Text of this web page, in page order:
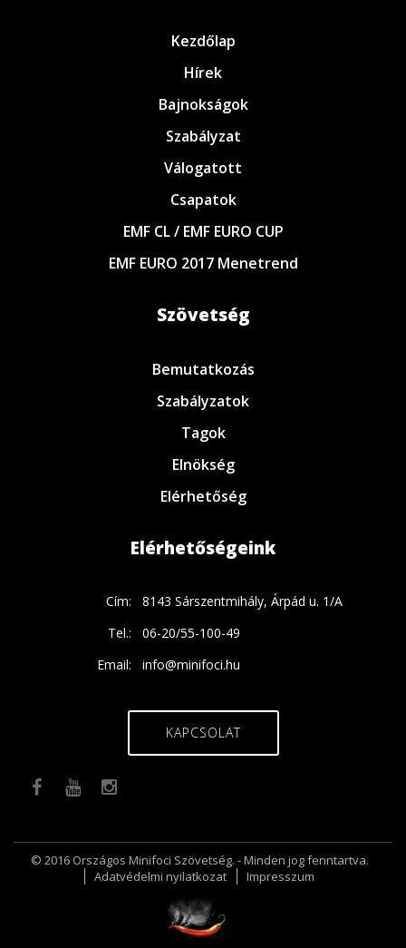
Kezdőlap
Hírek
Bajnokságok
Szabályzat
Válogatott
Csapatok
EMF CL / EMF EURO CUP
EMF EURO 2017 Menetrend
Szövetség
Bemutatkozás
Szabályzatok
Tagok
Elnökség
Elérhetőség
Elérhetőségeink
Cím:
8143 Sárszentmihály, Árpád u. 1/A
Tel.:
06-20/55-100-49
Email:
info@minifoci.hu
KAPCSOLAT
© 2016 Országos Minifoci Szövetség. - Minden jog fenntartva.
Adatvédelmi nyilatkozat
Impresszum